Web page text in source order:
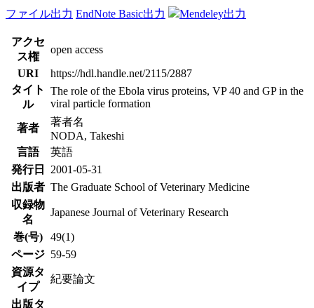
ファイル出力 EndNote Basic出力 Mendeley出力
アクセ
ス権
open access
URI
https://hdl.handle.net/2115/2887
タイト
ル
The role of the Ebola virus proteins, VP 40 and GP in the
viral particle formation
著者
著者名
NODA, Takeshi
言語
英語
発行日
2001-05-31
出版者 The Graduate School of Veterinary Medicine
収録物
名
Japanese Journal of Veterinary Research
巻(号)
49(1)
ページ 59-59
資源タ
イプ
紀要論文
出版タ